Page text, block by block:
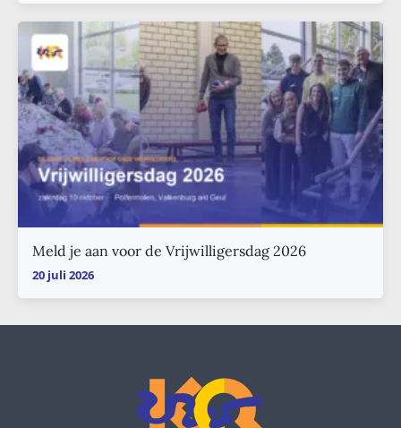
Meld je aan voor de Vrijwilligersdag 2026
20 juli 2026